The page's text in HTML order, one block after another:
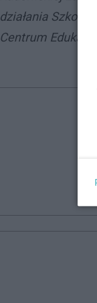
działania
Centrum